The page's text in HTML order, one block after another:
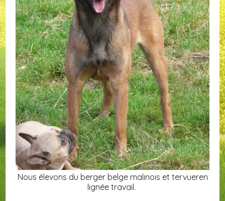
Nous élevons du berger belge malinois et tervueren
lignée travail.